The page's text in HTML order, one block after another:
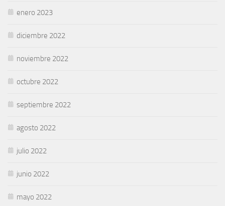
enero 2023
diciembre 2022
noviembre 2022
octubre 2022
septiembre 2022
agosto 2022
julio 2022
junio 2022
mayo 2022